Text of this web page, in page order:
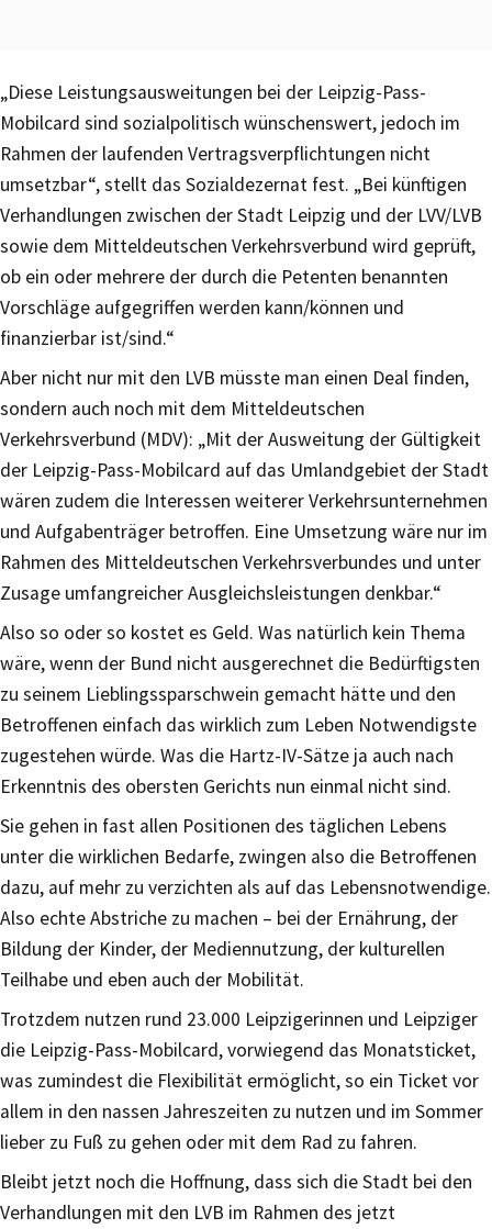
„Diese Leistungsausweitungen bei der Leipzig-Pass-
Mobilcard sind sozialpolitisch wünschenswert, jedoch im
Rahmen der laufenden Vertragsverpflichtungen nicht
umsetzbar“, stellt das Sozialdezernat fest. „Bei künftigen
Verhandlungen zwischen der Stadt Leipzig und der LVV/LVB
sowie dem Mitteldeutschen Verkehrsverbund wird geprüft,
ob ein oder mehrere der durch die Petenten benannten
Vorschläge aufgegriffen werden kann/können und
finanzierbar ist/sind.“
Aber nicht nur mit den LVB müsste man einen Deal finden,
sondern auch noch mit dem Mitteldeutschen
Verkehrsverbund (MDV): „Mit der Ausweitung der Gültigkeit
der Leipzig-Pass-Mobilcard auf das Umlandgebiet der Stadt
wären zudem die Interessen weiterer Verkehrsunternehmen
und Aufgabenträger betroffen. Eine Umsetzung wäre nur im
Rahmen des Mitteldeutschen Verkehrsverbundes und unter
Zusage umfangreicher Ausgleichsleistungen denkbar.“
Also so oder so kostet es Geld. Was natürlich kein Thema
wäre, wenn der Bund nicht ausgerechnet die Bedürftigsten
zu seinem Lieblingssparschwein gemacht hätte und den
Betroffenen einfach das wirklich zum Leben Notwendigste
zugestehen würde. Was die Hartz-IV-Sätze ja auch nach
Erkenntnis des obersten Gerichts nun einmal nicht sind.
Sie gehen in fast allen Positionen des täglichen Lebens
unter die wirklichen Bedarfe, zwingen also die Betroffenen
dazu, auf mehr zu verzichten als auf das Lebensnotwendige.
Also echte Abstriche zu machen – bei der Ernährung, der
Bildung der Kinder, der Mediennutzung, der kulturellen
Teilhabe und eben auch der Mobilität.
Trotzdem nutzen rund 23.000 Leipzigerinnen und Leipziger
die Leipzig-Pass-Mobilcard, vorwiegend das Monatsticket,
was zumindest die Flexibilität ermöglicht, so ein Ticket vor
allem in den nassen Jahreszeiten zu nutzen und im Sommer
lieber zu Fuß zu gehen oder mit dem Rad zu fahren.
Bleibt jetzt noch die Hoffnung, dass sich die Stadt bei den
Verhandlungen mit den LVB im Rahmen des jetzt